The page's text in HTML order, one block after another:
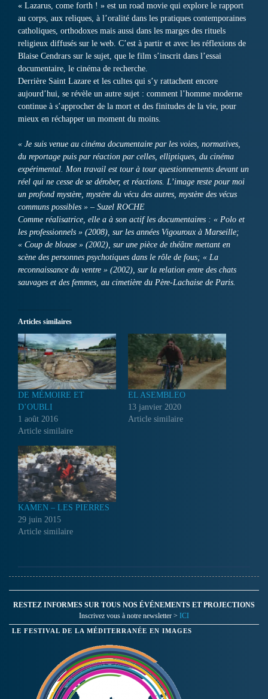
« Lazarus, come forth ! » est un road movie qui explore le rapport
au corps, aux reliques, à l’oralité dans les pratiques contemporaines
catholiques, orthodoxes mais aussi dans les marges des rituels
religieux diffusés sur le web. C’est à partir et avec les réflexions de
Blaise Cendrars sur le sujet, que le film s’inscrit dans l’essai
documentaire, le cinéma de recherche.
Derrière Saint Lazare et les cultes qui s’y rattachent encore
aujourd’hui, se révèle un autre sujet : comment l’homme moderne
continue à s’approcher de la mort et des finitudes de la vie, pour
mieux en réchapper un moment du moins.
« Je suis venue au cinéma documentaire par les voies, normatives,
du reportage puis par réaction par celles, elliptiques, du cinéma
expérimental. Mon travail est tour à tour questionnements devant un
réel qui ne cesse de se dérober, et réactions. L’image reste pour moi
un profond mystère, mystère du vécu des autres, mystère des vécus
communs possibles » – Suzel ROCHE
Comme réalisatrice, elle a à son actif les documentaires : « Polo et
les professionnels » (2008), sur les années Vigouroux à Marseille;
« Coup de blouse » (2002), sur une pièce de théâtre mettant en
scène des personnes psychotiques dans le rôle de fous; « La
reconnaissance du ventre » (2002), sur la relation entre des chats
sauvages et des femmes, au cimetière du Père-Lachaise de Paris.
Articles similaires
DE MÉMOIRE ET
D’OUBLI
1 août 2016
Article similaire
EL ASEMBLEO
13 janvier 2020
Article similaire
KAMEN – LES PIERRES
29 juin 2015
Article similaire
RESTEZ INFORMES SUR TOUS NOS ÉVÉNEMENTS ET PROJECTIONS
Inscrivez vous à notre newsletter > ICI
LE FESTIVAL DE LA MÉDITERRANÉE EN IMAGES